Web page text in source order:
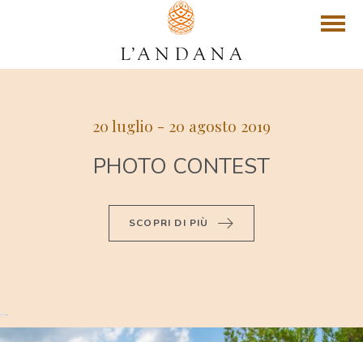
20 luglio - 20 agosto 2019
PHOTO CONTEST
SCOPRI DI PIÙ